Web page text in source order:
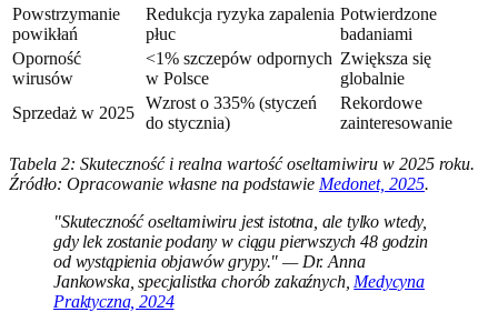
Powstrzymanie
powikłań
Redukcja ryzyka zapalenia
płuc
Potwierdzone
badaniami
Oporność
wirusów
<1% szczepów odpornych
w Polsce
Zwiększa się
globalnie
Sprzedaż w 2025
Wzrost o 335% (styczeń
do stycznia)
Rekordowe
zainteresowanie
Tabela 2: Skuteczność i realna wartość oseltamiwiru w 2025 roku.
Źródło: Opracowanie własne na podstawie Medonet, 2025.
"Skuteczność oseltamiwiru jest istotna, ale tylko wtedy,
gdy lek zostanie podany w ciągu pierwszych 48 godzin
od wystąpienia objawów grypy." — Dr. Anna
Jankowska, specjalistka chorób zakaźnych, Medycyna
Praktyczna, 2024